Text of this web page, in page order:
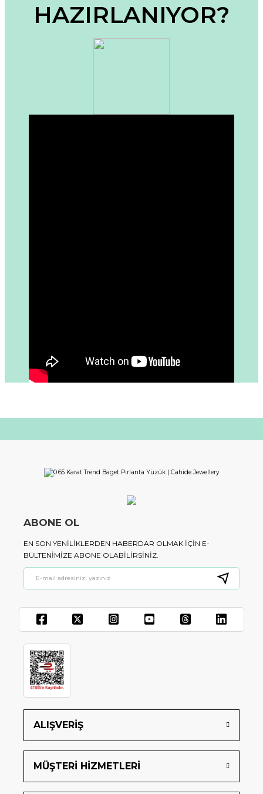
Ürün fiyatı diğer sitelerden daha pahalı.
Bu ürüne benzer farklı alternatifler olmalı.
HAZIRLANIYOR?
ALIŞVERİŞ
MÜŞTERİ HİZMETLERİ
ABONE OL
EN SON YENILIKLERDEN HABERDAR OLMAK IÇIN E-
BÜLTENIMIZE ABONE OLABILIRSINIZ.